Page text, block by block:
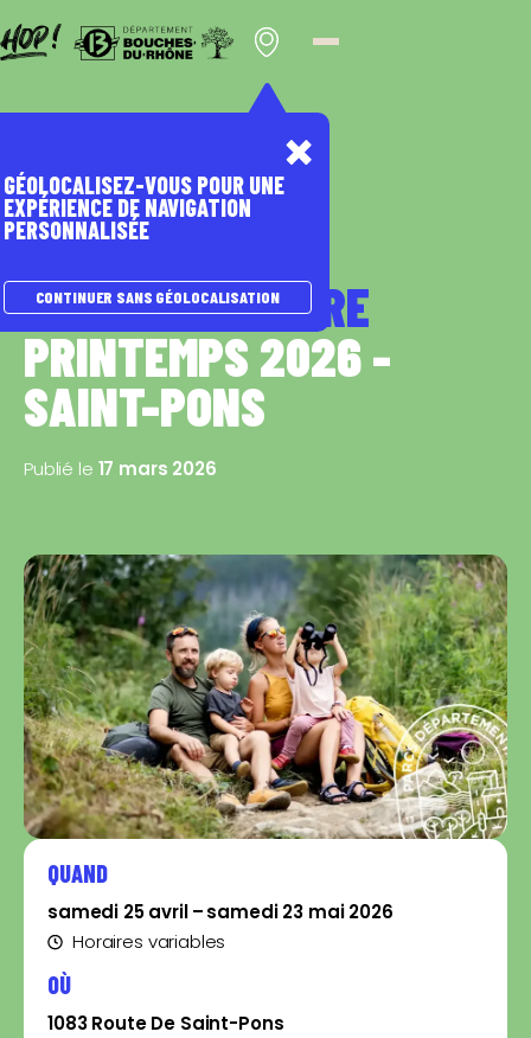
BALADES NATURE
PRINTEMPS 2026 -
SAINT-PONS
Nos évènements
Publié le 17 mars 2026
QUAND
samedi 25 avril – samedi 23 mai 2026
Horaires variables
OÙ
1083 Route De Saint-Pons
GÉOLOCALISEZ-VOUS POUR UNE
EXPÉRIENCE DE NAVIGATION
PERSONNALISÉE
CONTINUER SANS GÉOLOCALISATION